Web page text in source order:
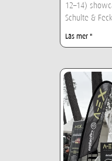
12–14)
Schulte &
Läs mer "